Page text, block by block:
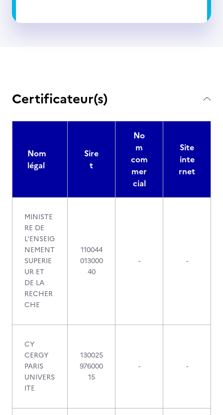
Certificateur(s)
Nom
légal
Sire
t
No
m
com
mer
cial
Site
inte
rnet
MINISTE
RE DE
L'ENSEIG
NEMENT
SUPERIE
UR ET
DE LA
RECHER
CHE
110044
013000
40
- -
CY
CERGY
PARIS
UNIVERS
ITE
130025
976000
15
- -